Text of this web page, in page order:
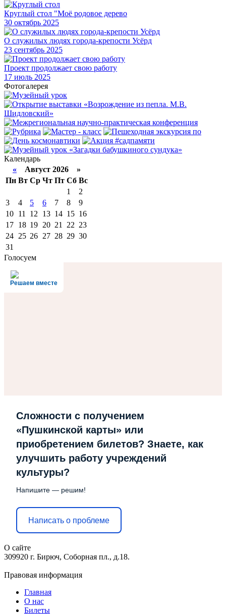
Круглый стол "Моё родовое дерево
30 октябрь 2025
О служилых людях города-крепости Усёрд
23 сентябрь 2025
Проект продолжает свою работу
17 июль 2025
Фотогалерея
Календарь
« Август 2026 »
Пн Вт Ср Чт Пт Сб Вс
1
2
3
4 5 6 7 8
9
10 11 12 13 14 15 16
17 18 19 20 21 22 23
24 25 26 27 28 29 30
31
Голосуем
Решаем вместе
Сложности с получением
«Пушкинской карты» или
приобретением билетов? Знаете, как
улучшить работу учреждений
культуры?
Напишите — решим!
Написать о проблеме
О сайте
309920 г. Бирюч, Соборная пл., д.18.
Правовая информация
Главная
О нас
Билеты